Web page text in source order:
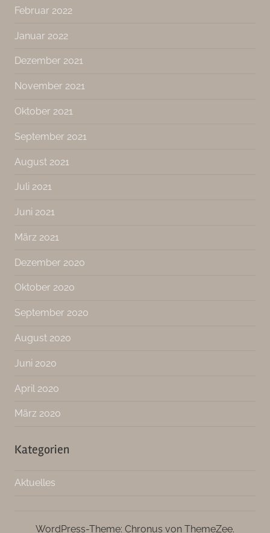
Februar 2022
Januar 2022
Dezember 2021
November 2021
Oktober 2021
September 2021
August 2021
Juli 2021
Juni 2021
März 2021
Dezember 2020
Oktober 2020
September 2020
August 2020
Juni 2020
April 2020
März 2020
Kategorien
Aktuelles
WordPress-Theme: Chronus von ThemeZee.